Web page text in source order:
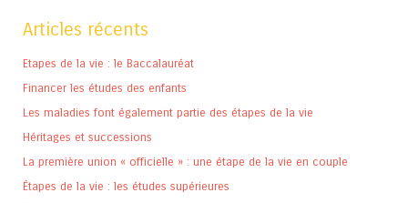
Articles récents
Etapes de la vie : le Baccalauréat
Financer les études des enfants
Les maladies font également partie des étapes de la vie
Héritages et successions
La première union « officielle » : une étape de la vie en couple
Étapes de la vie : les études supérieures